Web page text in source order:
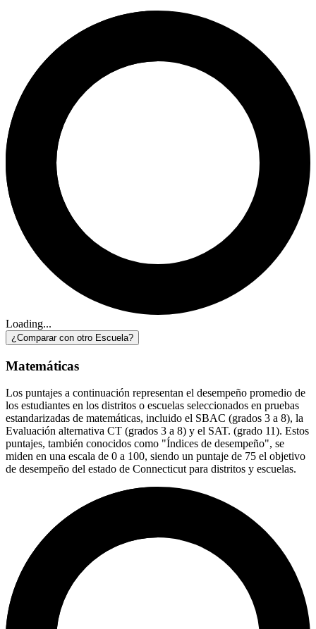
Loading...
¿Comparar con otro Escuela?
Matemáticas
Los puntajes a continuación representan el desempeño promedio de
los estudiantes en los distritos o escuelas seleccionados en pruebas
estandarizadas de matemáticas, incluido el SBAC (grados 3 a 8), la
Evaluación alternativa CT (grados 3 a 8) y el SAT. (grado 11). Estos
puntajes, también conocidos como "Índices de desempeño", se
miden en una escala de 0 a 100, siendo un puntaje de 75 el objetivo
de desempeño del estado de Connecticut para distritos y escuelas.